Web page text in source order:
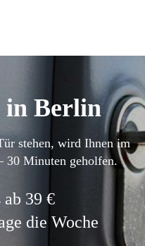
Berlin
stehen, wird Ihnen im
30 Minuten geholfen.
ab 39 €
die Woche